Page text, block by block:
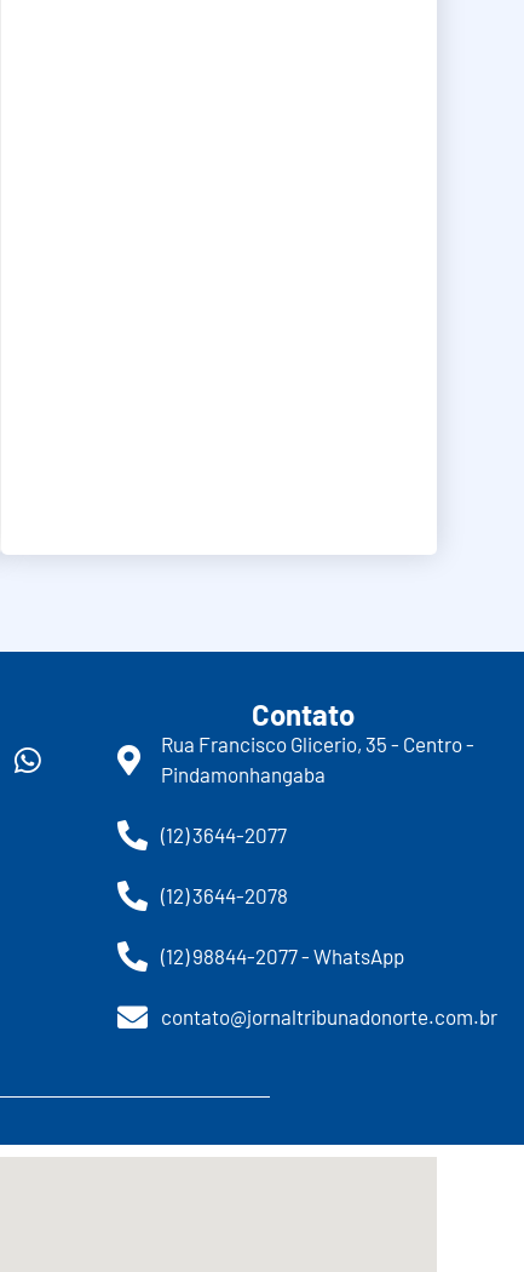
Contato
Rua Francisco Glicerio, 35 - Centro -
Pindamonhangaba
(12) 3644-2077
(12) 3644-2078
(12) 98844-2077 - WhatsApp
contato@jornaltribunadonorte.com.br